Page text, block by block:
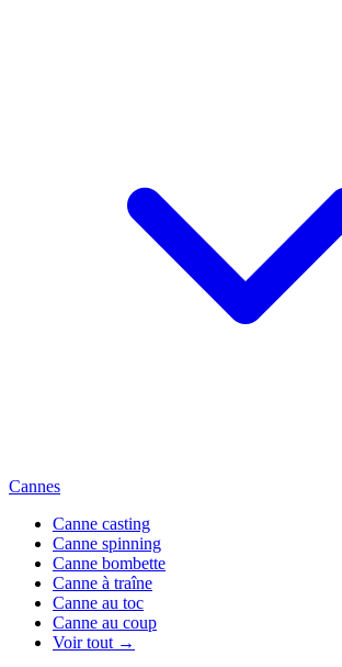
Cannes
Canne casting
Canne spinning
Canne bombette
Canne à traîne
Canne au toc
Canne au coup
Voir tout →